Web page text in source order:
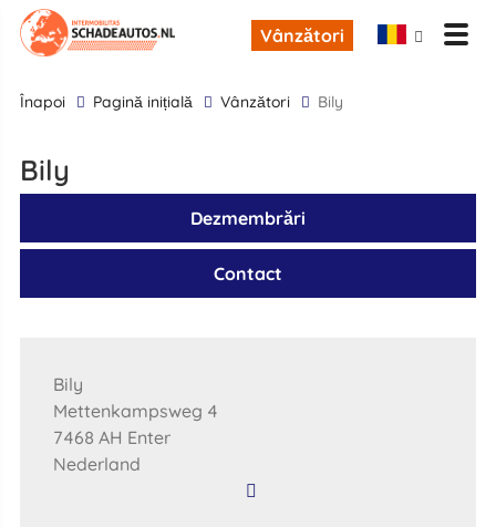
Vânzători
înapoi Pagină inițială Vânzători Bily
Bily
Dezmembrări
Contact
Bily
Mettenkampsweg 4
7468 AH Enter
Nederland